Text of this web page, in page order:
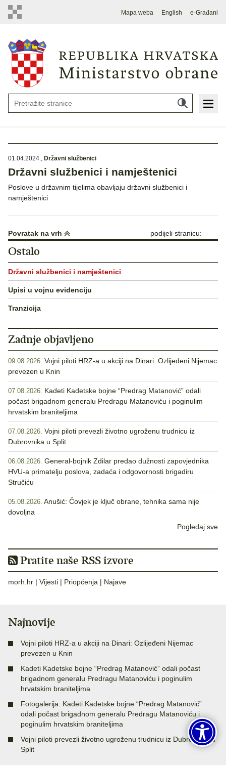
Mapa weba English e-Građani
01.04.2024., Državni službenici
Državni službenici i namještenici
Poslove u državnim tijelima obavljaju državni službenici i
namještenici
Povratak na vrh podijeli stranicu:
Ostalo
Državni službenici i namještenici
Upisi u vojnu evidenciju
Tranzicija
Zadnje objavljeno
09.08.2026. Vojni piloti HRZ-a u akciji na Dinari: Ozlijeđeni Nijemac
prevezen u Knin
07.08.2026. Kadeti Kadetske bojne “Predrag Matanović” odali
počast brigadnom generalu Predragu Matanoviću i poginulim
hrvatskim braniteljima
07.08.2026. Vojni piloti prevezli životno ugroženu trudnicu iz
Dubrovnika u Split
06.08.2026. General-bojnik Zdilar predao dužnosti zapovjednika
HVU-a primatelju poslova, zadaća i odgovornosti brigadiru
Stručiću
05.08.2026. Anušić: Čovjek je ključ obrane, tehnika sama nije
dovoljna
Pogledaj sve
Pratite naše RSS izvore
morh.hr | Vijesti | Priopćenja | Najave
Najnovije
Vojni piloti HRZ-a u akciji na Dinari: Ozlijeđeni Nijemac
prevezen u Knin
Kadeti Kadetske bojne “Predrag Matanović” odali počast
brigadnom generalu Predragu Matanoviću i poginulim
hrvatskim braniteljima
Fotogalerija: Kadeti Kadetske bojne “Predrag Matanović”
odali počast brigadnom generalu Predragu Matanoviću i
poginulim hrvatskim braniteljima
Vojni piloti prevezli životno ugroženu trudnicu iz Dubrovnika u
Split